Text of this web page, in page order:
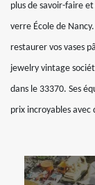
plus de savoir-faire
verre École de
restaurer vos vases
jewelry vintage
dans le 33370. Ses
prix incroyables avec